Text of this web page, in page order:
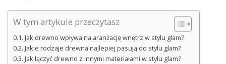
W tym artykule przeczytasz
Jak drewno wpływa na aranżację wnętrz w stylu glam?
Jakie rodzaje drewna najlepiej pasują do stylu glam?
Jak łączyć drewno z innymi materiałami w stylu glam?